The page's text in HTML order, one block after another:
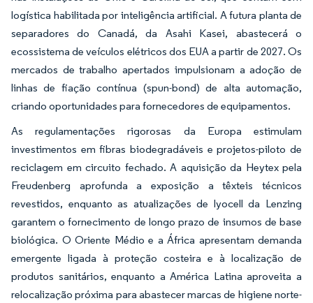
logística habilitada por inteligência artificial. A futura planta de
separadores do Canadá, da Asahi Kasei, abastecerá o
ecossistema de veículos elétricos dos EUA a partir de 2027. Os
mercados de trabalho apertados impulsionam a adoção de
linhas de fiação contínua (spun-bond) de alta automação,
criando oportunidades para fornecedores de equipamentos.
As regulamentações rigorosas da Europa estimulam
investimentos em fibras biodegradáveis e projetos-piloto de
reciclagem em circuito fechado. A aquisição da Heytex pela
Freudenberg aprofunda a exposição a têxteis técnicos
revestidos, enquanto as atualizações de lyocell da Lenzing
garantem o fornecimento de longo prazo de insumos de base
biológica. O Oriente Médio e a África apresentam demanda
emergente ligada à proteção costeira e à localização de
produtos sanitários, enquanto a América Latina aproveita a
relocalização próxima para abastecer marcas de higiene norte-